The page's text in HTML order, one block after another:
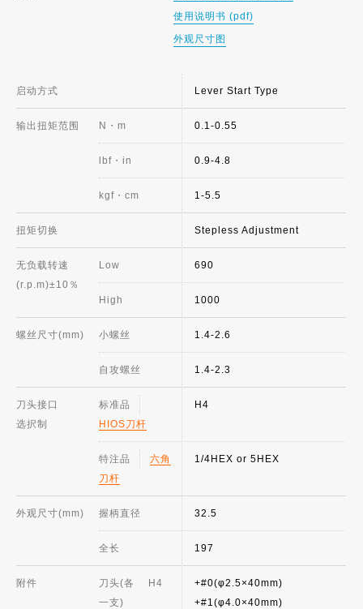
使用说明书 (pdf)
外观尺寸图
启动方式
输出扭矩范围 N・m
lbf・in
kgf・cm
扭矩切换
无负载转速
(r.p.m)±10％
Low
High
螺丝尺寸(mm) 小螺丝
自攻螺丝
刀头接口
选択制
标准品
HIOS刀杆
特注品
六角
刀杆
外观尺寸(mm) 握柄直径
全长
附件
刀头(各
一支)
H4
Lever Start Type
0.1-0.55
0.9-4.8
1-5.5
Stepless Adjustment
690
1000
1.4-2.6
1.4-2.3
H4
1/4HEX or 5HEX
32.5
197
+#0(φ2.5×40mm)
+#1(φ4.0×40mm)